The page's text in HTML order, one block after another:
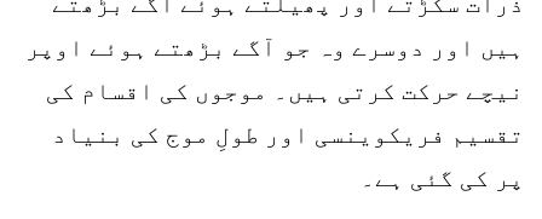
ہیں اور دوسرے وہ جو آگے بڑھتے ہوئے اوپر
نیچے حرکت کرتی ہیں۔ موجوں کی اقسام کی
تقسیم فریکوینسی اور طولِ موج کی بنیاد
پر کی گئی ہے۔